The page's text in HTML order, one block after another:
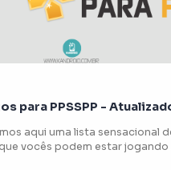
para PPSSPP -
aqui uma lista sensacional
vocês podem estar jogando